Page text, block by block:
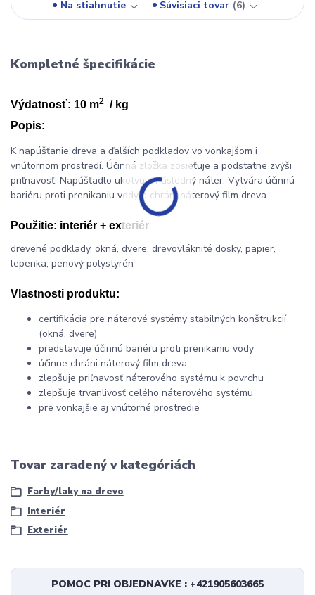
Na stiahnutie Súvisiaci tovar 6
Kompletné špecifikácie
Výdatnosť: 10 m2
/ kg
Popis:
K napúšťanie dreva a ďalších podkladov vo vonkajšom i
vnútornom prostredí. Účinná zložka zosieťuje a podstatne zvýši
priľnavosť. Napúšťadlo ukotvuje následný náter. Vytvára účinnú
bariéru proti prenikaniu vody a chráni náterový film dreva.
Použitie: interiér + exteriér
drevené podklady, okná, dvere, drevovláknité dosky, papier,
lepenka, penový polystyrén
Vlastnosti produktu:
certifikácia pre náterové systémy stabilných konštrukcií
(okná, dvere)
predstavuje účinnú bariéru proti prenikaniu vody
účinne chráni náterový film dreva
zlepšuje priľnavosť náterového systému k povrchu
zlepšuje trvanlivosť celého náterového systému
pre vonkajšie aj vnútorné prostredie
Tovar zaradený v kategóriách
Farby/laky na drevo
Interiér
Exteriér
POMOC PRI OBJEDNAVKE : +421905603665